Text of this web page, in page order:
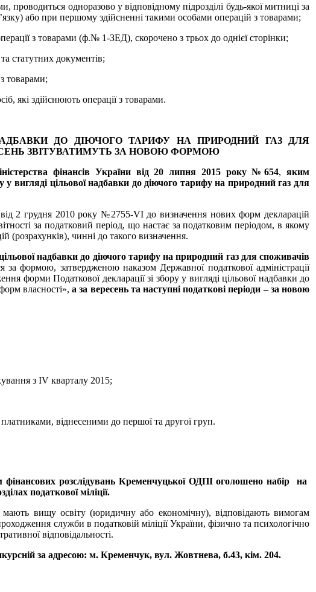
проводиться одноразово у відповідному підрозділі будь-якої митниці за
або при першому здійсненні такими особами операцій з товарами;
з товарами (ф.№ 1-ЗЕД), скорочено з трьох до однієї сторінки;
статутних документів;
товарами;
які здійснюють операції з товарами.
ДО ДІЮЧОГО ТАРИФУ НА ПРИРОДНИЙ ГАЗ ДЛЯ
ЗВІТУВАТИМУТЬ ЗА НОВОЮ ФОРМОЮ
фінансів України від 20 липня 2015 року №654,яким
у вигляді цільової надбавки до діючого тарифу на природний газ для
2 грудня 2010 року №2755-VI до визначення нових форм декларацій
за податковий період, що настає за податковим періодом, в якому
(розрахунків), чинні до такого визначення.
надбавки до діючого тарифу на природний газ для споживачів
за формою, затвердженою наказом Державної податкової адміністрації
форми Податкової декларації зі збору у вигляді цільової надбавки до
власності»,а за вересень та наступні податкові періоди – за новою
з ІV кварталу 2015;
віднесеними до першої та другої груп.
розслідувань Кременчуцької ОДПІ оголошено набір на
податкової міліції.
вищу освіту (юридичну або економічну), відповідають вимогам
служби в податковій міліції України, фізично та психологічно
відповідальності.
за адресою: м. Кременчук, вул. Жовтнева, б.43, кім. 204.